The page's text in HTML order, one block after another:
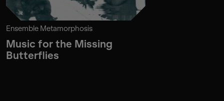
Ensemble Metamorphosis
Music for the Missing
Butterflies